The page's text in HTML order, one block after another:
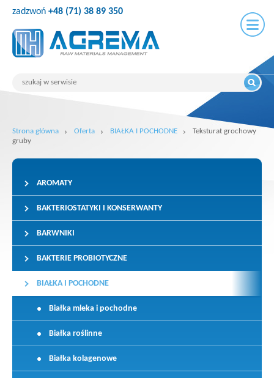
zadzwoń +48 (71) 38 89 350
Strona główna Oferta BIAŁKA I POCHODNE
Teksturat grochowy
gruby
AROMATY
BAKTERIOSTATYKI I KONSERWANTY
BARWNIKI
BAKTERIE PROBIOTYCZNE
BIAŁKA I POCHODNE
Białka mleka i pochodne
Białka roślinne
Białka kolagenowe